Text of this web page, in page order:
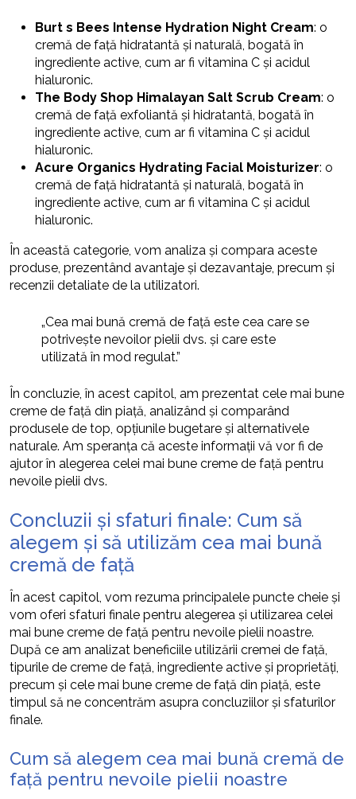
Burt s Bees Intense Hydration Night Cream: o
cremă de față hidratantă și naturală, bogată în
ingrediente active, cum ar fi vitamina C și acidul
hialuronic.
The Body Shop Himalayan Salt Scrub Cream: o
cremă de față exfoliantă și hidratantă, bogată în
ingrediente active, cum ar fi vitamina C și acidul
hialuronic.
Acure Organics Hydrating Facial Moisturizer: o
cremă de față hidratantă și naturală, bogată în
ingrediente active, cum ar fi vitamina C și acidul
hialuronic.
În această categorie, vom analiza și compara aceste
produse, prezentând avantaje și dezavantaje, precum și
recenzii detaliate de la utilizatori.
„Cea mai bună cremă de față este cea care se
potrivește nevoilor pielii dvs. și care este
utilizată în mod regulat.”
În concluzie, în acest capitol, am prezentat cele mai bune
creme de față din piață, analizând și comparând
produsele de top, opțiunile bugetare și alternativele
naturale. Am speranța că aceste informații vă vor fi de
ajutor în alegerea celei mai bune creme de față pentru
nevoile pielii dvs.
Concluzii și sfaturi finale: Cum să
alegem și să utilizăm cea mai bună
cremă de față
În acest capitol, vom rezuma principalele puncte cheie și
vom oferi sfaturi finale pentru alegerea și utilizarea celei
mai bune creme de față pentru nevoile pielii noastre.
După ce am analizat beneficiile utilizării cremei de față,
tipurile de creme de față, ingrediente active și proprietăți,
precum și cele mai bune creme de față din piață, este
timpul să ne concentrăm asupra concluziilor și sfaturilor
finale.
Cum să alegem cea mai bună cremă de
față pentru nevoile pielii noastre